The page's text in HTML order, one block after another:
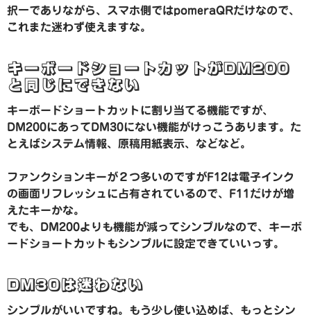
択一でありながら、スマホ側ではpomeraQRだけなので、
これまた迷わず使えますな。
キーボードショートカットがDM200
と同じにできない
キーボードショートカットに割り当てる機能ですが、
DM200にあってDM30にない機能がけっこうあります。た
とえばシステム情報、原稿用紙表示、などなど。
ファンクションキーが２つ多いのですがF12は電子インク
の画面リフレッシュに占有されているので、F11だけが増
えたキーかな。
でも、DM200よりも機能が減ってシンプルなので、キーボ
ードショートカットもシンプルに設定できていいっす。
DM30は迷わない
シンプルがいいですね。もう少し使い込めば、もっとシン